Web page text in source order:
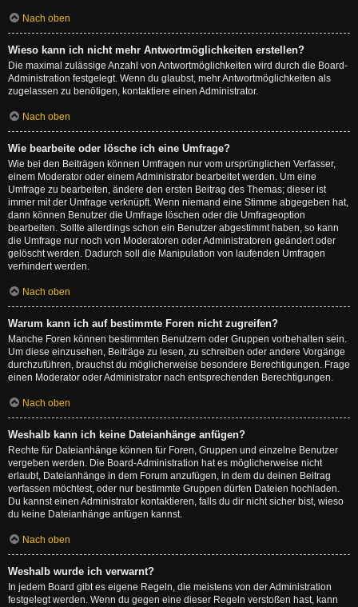
Nach oben
Wieso kann ich nicht mehr Antwortmöglichkeiten erstellen?
Die maximal zulässige Anzahl von Antwortmöglichkeiten wird durch die Board-
Administration festgelegt. Wenn du glaubst, mehr Antwortmöglichkeiten als
zugelassen zu benötigen, kontaktiere einen Administrator.
Nach oben
Wie bearbeite oder lösche ich eine Umfrage?
Wie bei den Beiträgen können Umfragen nur vom ursprünglichen Verfasser,
einem Moderator oder einem Administrator bearbeitet werden. Um eine
Umfrage zu bearbeiten, ändere den ersten Beitrag des Themas; dieser ist
immer mit der Umfrage verknüpft. Wenn niemand eine Stimme abgegeben hat,
dann können Benutzer die Umfrage löschen oder die Umfrageoption
bearbeiten. Sollte allerdings schon ein Benutzer abgestimmt haben, so kann
die Umfrage nur noch von Moderatoren oder Administratoren geändert oder
gelöscht werden. Dadurch soll die Manipulation von laufenden Umfragen
verhindert werden.
Nach oben
Warum kann ich auf bestimmte Foren nicht zugreifen?
Manche Foren können bestimmten Benutzern oder Gruppen vorbehalten sein.
Um diese einzusehen, Beiträge zu lesen, zu schreiben oder andere Vorgänge
durchzuführen, brauchst du möglicherweise besondere Berechtigungen. Frage
einen Moderator oder Administrator nach entsprechenden Berechtigungen.
Nach oben
Weshalb kann ich keine Dateianhänge anfügen?
Rechte für Dateianhänge können für Foren, Gruppen und einzelne Benutzer
vergeben werden. Die Board-Administration hat es möglicherweise nicht
erlaubt, Dateianhänge in dem Forum anzufügen, in dem du deinen Beitrag
verfassen möchtest, oder nur bestimmte Gruppen dürfen Dateien hochladen.
Du kannst einen Administrator kontaktieren, falls du dir nicht sicher bist, wieso
du keine Dateianhänge anfügen kannst.
Nach oben
Weshalb wurde ich verwarnt?
In jedem Board gibt es eigene Regeln, die meistens von der Administration
festgelegt werden. Wenn du gegen eine dieser Regeln verstoßen hast, kann